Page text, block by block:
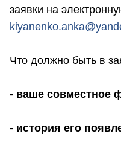
заявки на
Что должно быть в
- ваше совместное
- история его